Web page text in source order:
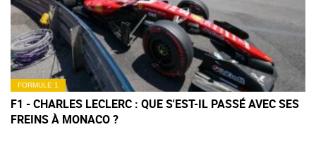
FORMULE 1
F1 - CHARLES LECLERC : QUE S'EST-IL PASSÉ AVEC SES
FREINS À MONACO ?